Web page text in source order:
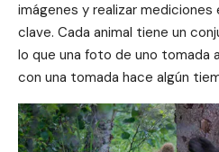
imágenes y realizar
clave. Cada animal tiene un
lo que una foto de uno tomada
con una tomada hace algún